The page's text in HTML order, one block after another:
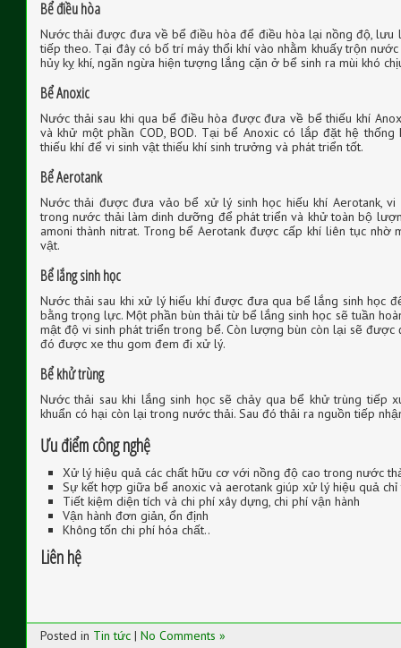
Bể điều hòa
Nước thải được đưa về bể điều hòa để điều hòa lại nồng độ, lưu
tiếp theo. Tại đây có bố trí máy thổi khí vào nhằm khuấy trộn
hủy kỵ khí, ngăn ngừa hiện tượng lắng cặn ở bể sinh ra mùi khó
Bể Anoxic
Nước thải sau khi qua bể điều hòa được đưa về bể thiếu khí
và khử một phần COD, BOD. Tại bể Anoxic có lắp đặt hệ
thiếu khí để vi sinh vật thiếu khí sinh trưởng và phát triển tốt.
Bể Aerotank
Nước thải được đưa vảo bể xử lý sinh học hiếu khí Aerotank,
trong nước thải làm dinh dưỡng để phát triển và khử toàn bộ
amoni thành nitrat. Trong bể Aerotank được cấp khí liên tục nhờ
vật.
Bể lắng sinh học
Nước thải sau khi xử lý hiếu khí được đưa qua bể lắng sinh học
bằng trọng lực. Một phần bùn thải từ bể lắng sinh học sẽ tuần
mật độ vi sinh phát triển trong bể. Còn lượng bùn còn lại sẽ
đó được xe thu gom đem đi xử lý.
Bể khử trùng
Nước thải sau khi lắng sinh học sẽ chảy qua bể khử trùng tiếp
khuẩn có hại còn lại trong nước thải. Sau đó thải ra nguồn tiếp
Ưu điểm công nghệ
Xử lý hiệu quả các chất hữu cơ với nồng độ cao trong nước
Sự kết hợp giữa bể anoxic và aerotank giúp xử lý hiệu quả chỉ
Tiết kiệm diện tích và chi phí xây dựng, chi phí vận hành
Vận hành đơn giản, ổn định
Không tốn chi phí hóa chất..
Liên hệ
Posted in Tin tức | No Comments »